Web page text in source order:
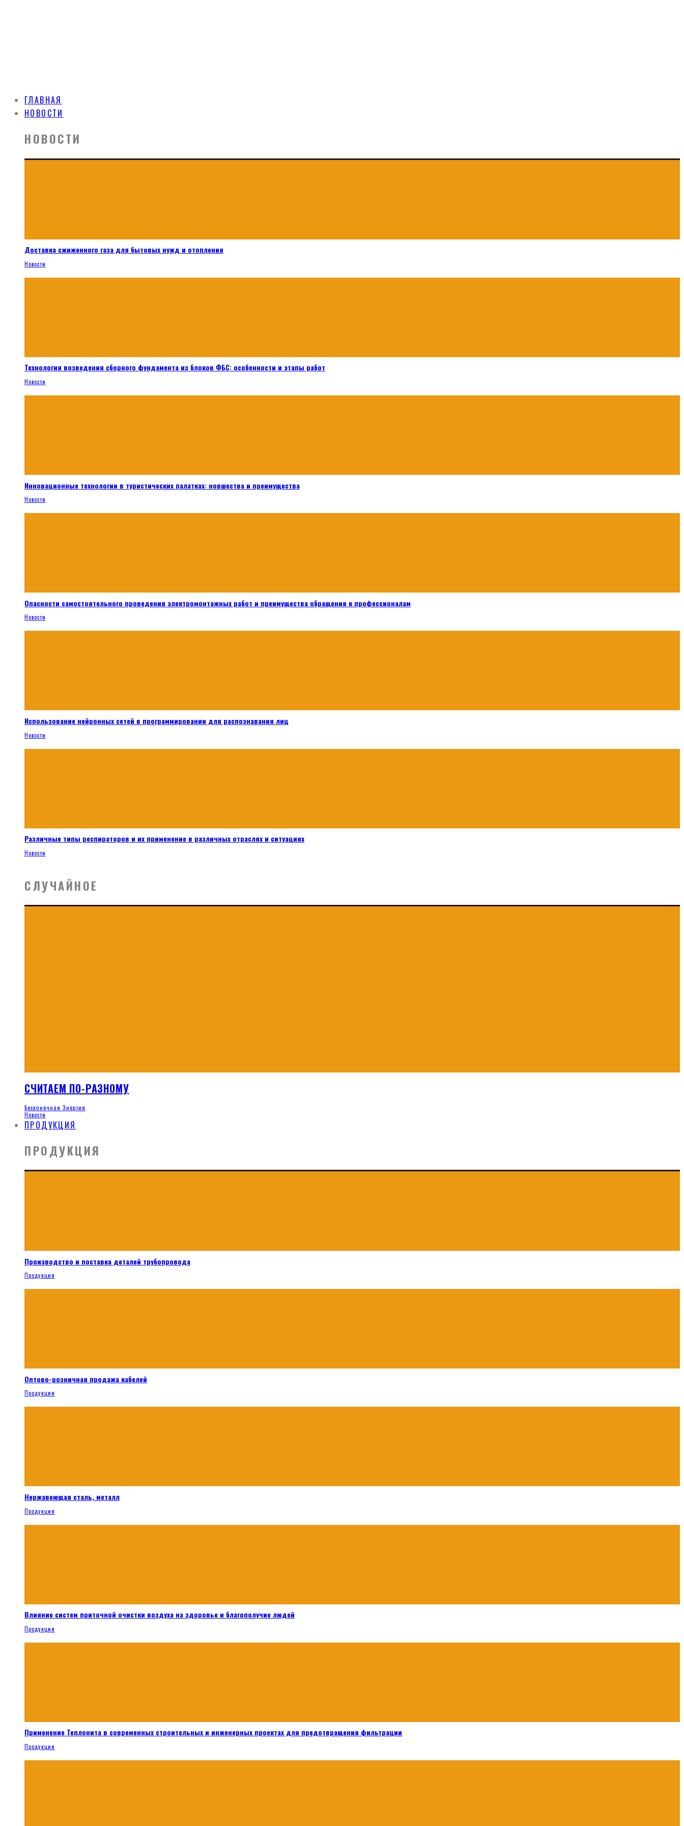
ГЛАВНАЯ
НОВОСТИ
НОВОСТИ
Доставка сжиженного газа для бытовых нужд и отопления
Новости
Технология возведения сборного фундамента из блоков ФБС: особенности и этапы работ
Новости
Инновационные технологии в туристических палатках: новшества и преимущества
Новости
Опасности самостоятельного проведения электромонтажных работ и преимущества обращения к профессионалам
Новости
Использование нейронных сетей в программировании для распознавания лиц
Новости
Различные типы респираторов и их применение в различных отраслях и ситуациях
Новости
СЛУЧАЙНОЕ
СЧИТАЕМ ПО-РАЗНОМУ
Бесконечная Энергия
Новости
ПРОДУКЦИЯ
ПРОДУКЦИЯ
Производство и поставка деталей трубопровода
Продукция
Оптово-розничная продажа кабелей
Продукция
Нержавеющая сталь, металл
Продукция
Влияние систем приточной очистки воздуха на здоровье и благополучие людей
Продукция
Применение Теплонита в современных строительных и инженерных проектах для предотвращения фильтрации
Продукция